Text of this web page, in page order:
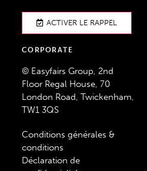
ACTIVER LE RAPPEL
CORPORATE
© Easyfairs Group, 2nd
Floor Regal House, 70
London Road, Twickenham,
TW1 3QS
Conditions générales &
conditions
Déclaration de